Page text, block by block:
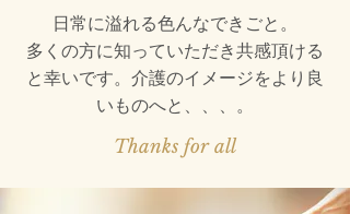
日常に溢れる色んなできごと。
​多くの方に知っていただき共感頂ける
と幸いです。介護のイメージをより良
いものへと、、、。
Thanks for all